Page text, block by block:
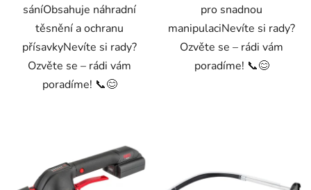
sáníObsahuje náhradní
těsnění a ochranu
přísavkyNevíte si rady?
Ozvěte se – rádi vám
poradíme! 📞😊
pro snadnou
manipulaciNevíte si rady?
Ozvěte se – rádi vám
poradíme! 📞😊